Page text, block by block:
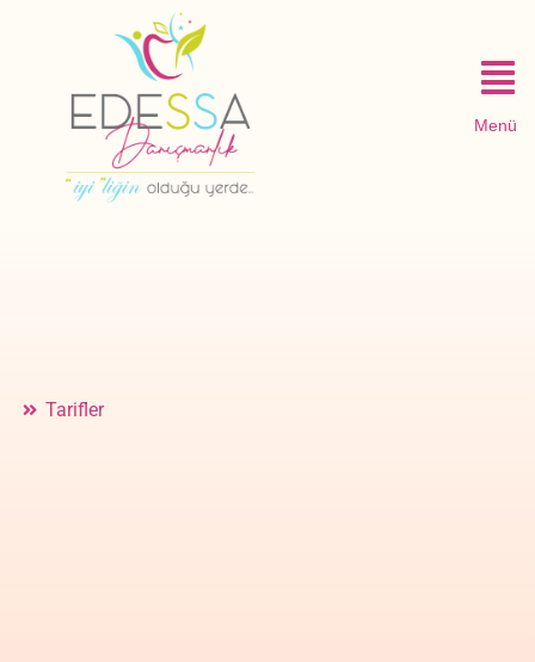
Menü
Tarifler